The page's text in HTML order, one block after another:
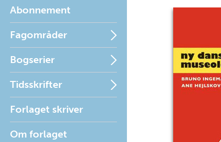
Abonnement
Fagområder
Bogserier
Tidsskrifter
Forlaget skriver
Om forlaget